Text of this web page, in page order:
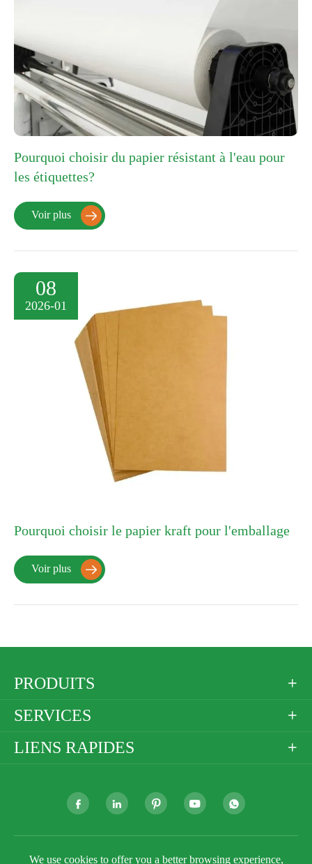
Pourquoi choisir du papier résistant à l'eau pour
les étiquettes?
Voir plus 
08
2026-01
Pourquoi choisir le papier kraft pour l'emballage
Voir plus 
PRODUITS 
SERVICES 
LIENS RAPIDES 
    
Droit d'auteur © Golden Paper Company LimitedTous
We use cookies to offer you a better browsing experience,